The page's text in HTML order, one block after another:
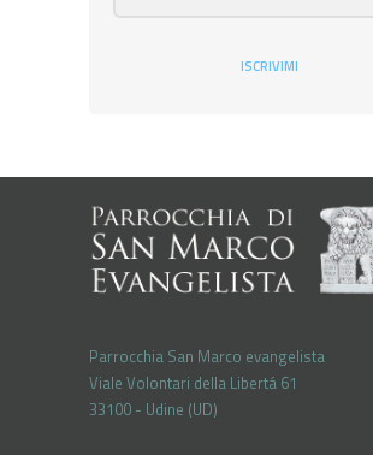
ISCRIVIMI
Parrocchia San Marco evangelista
Viale Volontari della Libertá 61
33100 - Udine (UD)